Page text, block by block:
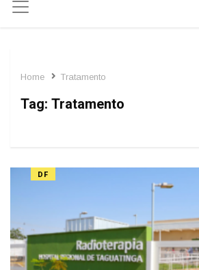
Home Tratamento
Tag: Tratamento
DF